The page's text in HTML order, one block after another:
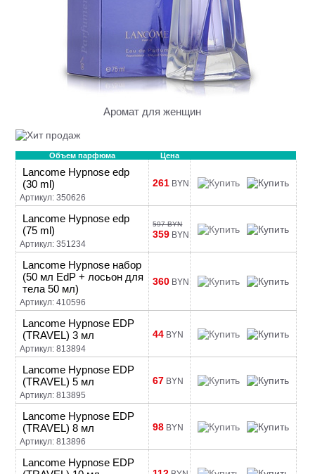
Аромат для женщин
Объем парфюма Цена
Lancome Hypnose edp
(30 ml)
Артикул: 350626
261 BYN
Lancome Hypnose edp
(75 ml)
Артикул: 351234
597 BYN
359 BYN
Lancome Hypnose набор
(50 мл EdP + лосьон для
тела 50 мл)
Артикул: 410596
360 BYN
Lancome Hypnose EDP
(TRAVEL) 3 мл
Артикул: 813894
44 BYN
Lancome Hypnose EDP
(TRAVEL) 5 мл
Артикул: 813895
67 BYN
Lancome Hypnose EDP
(TRAVEL) 8 мл
Артикул: 813896
98 BYN
Lancome Hypnose EDP